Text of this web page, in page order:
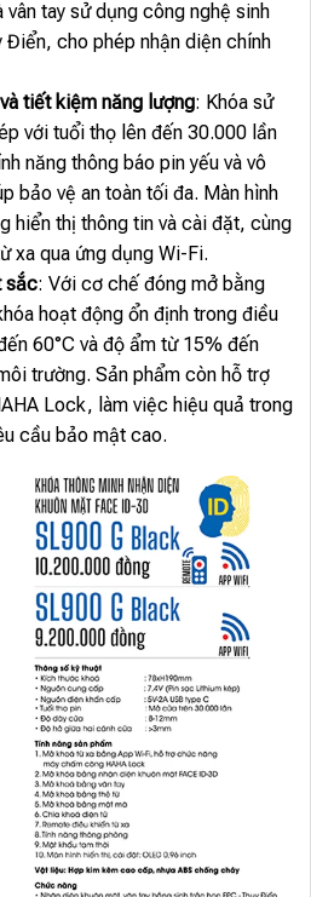
vân tay sử dụng công nghệ sinh
cho phép nhận diện chính
tiết kiệm năng lượng: Khóa sử
với tuổi thọ lên đến 30.000 lần
năng thông báo pin yếu và vô
bảo vệ an toàn tối đa. Màn hình
hiển thị thông tin và cài đặt, cùng
xa qua ứng dụng Wi-Fi.
sắc: Với cơ chế đóng mở bằng
hoạt động ổn định trong điều
60°C và độ ẩm từ 15% đến
trường. Sản phẩm còn hỗ trợ
Lock, làm việc hiệu quả trong
cầu bảo mật cao.